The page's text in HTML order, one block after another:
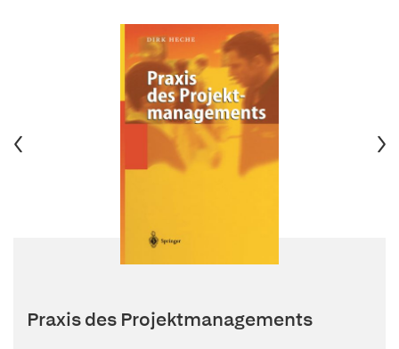
Praxis des Projektmanagements